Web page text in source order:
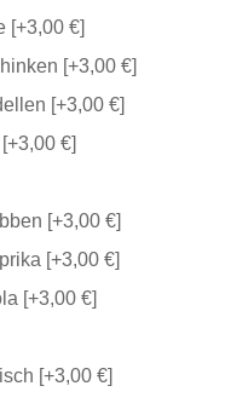
[+3,00 €]
[+3,00 €]
[+3,00 €]
[+3,00 €]
[+3,00 €]
[+3,00 €]
[+3,00 €]
[+3,00 €]